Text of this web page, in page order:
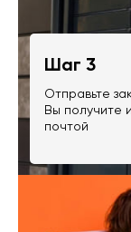
Шаг 3
Отправьте
Вы получите
почтой